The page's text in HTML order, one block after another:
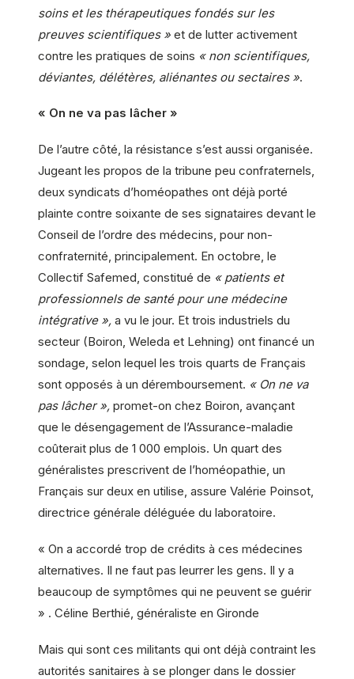
soins et les thérapeutiques fondés sur les
preuves scientifiques » et de lutter activement
contre les pratiques de soins « non scientifiques,
déviantes, délétères, aliénantes ou sectaires ».
« On ne va pas lâcher »
De l’autre côté, la résistance s’est aussi organisée.
Jugeant les propos de la tribune peu confraternels,
deux syndicats d’homéopathes ont déjà porté
plainte contre soixante de ses signataires devant le
Conseil de l’ordre des médecins, pour non-
confraternité, principalement. En octobre, le
Collectif Safemed, constitué de « patients et
professionnels de santé pour une médecine
intégrative », a vu le jour. Et trois industriels du
secteur (Boiron, Weleda et Lehning) ont financé un
sondage, selon lequel les trois quarts de Français
sont opposés à un déremboursement. « On ne va
pas lâcher », promet-on chez Boiron, avançant
que le désengagement de l’Assurance-maladie
coûterait plus de 1 000 emplois. Un quart des
généralistes prescrivent de l’homéopathie, un
Français sur deux en utilise, assure Valérie Poinsot,
directrice générale déléguée du laboratoire.
« On a accordé trop de crédits à ces médecines
alternatives. Il ne faut pas leurrer les gens. Il y a
beaucoup de symptômes qui ne peuvent se guérir
» . Céline Berthié, généraliste en Gironde
Mais qui sont ces militants qui ont déjà contraint les
autorités sanitaires à se plonger dans le dossier